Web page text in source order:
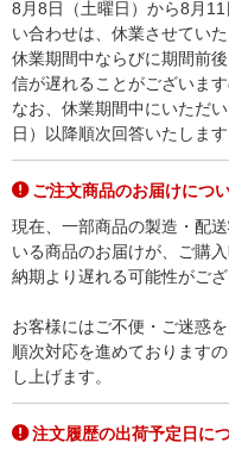
8月8日（土曜日）から8月
い合わせは、休業させていた
休業期間中ならびに期間前
信が遅れることがございま
なお、休業期間中にいただ
日）以降順次回答いたします
ご注文商品のお届けにつ
現在、一部商品の製造・配
いる商品のお届けが、ご購
納期より遅れる可能性がござ
お客様にはご不便・ご迷惑
順次対応を進めております
し上げます。
注文履歴の出荷予定日に